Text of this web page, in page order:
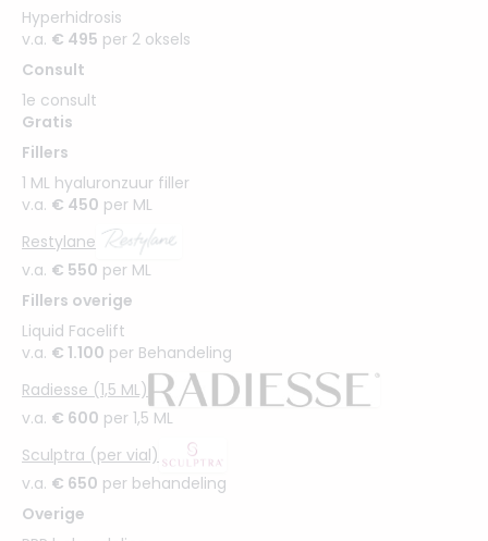
Hyperhidrosis
v.a. € 495 per 2 oksels
Consult
1e consult
Gratis
Fillers
1 ML hyaluronzuur filler
v.a. € 450 per ML
Restylane
v.a. € 550 per ML
Fillers overige
Liquid Facelift
v.a. € 1.100 per Behandeling
Radiesse (1,5 ML)
v.a. € 600 per 1,5 ML
Sculptra (per vial)
v.a. € 650 per behandeling
Overige